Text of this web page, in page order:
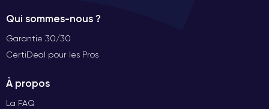
Qui sommes-nous ?
Garantie 30/30
CertiDeal pour les Pros
À propos
La FAQ